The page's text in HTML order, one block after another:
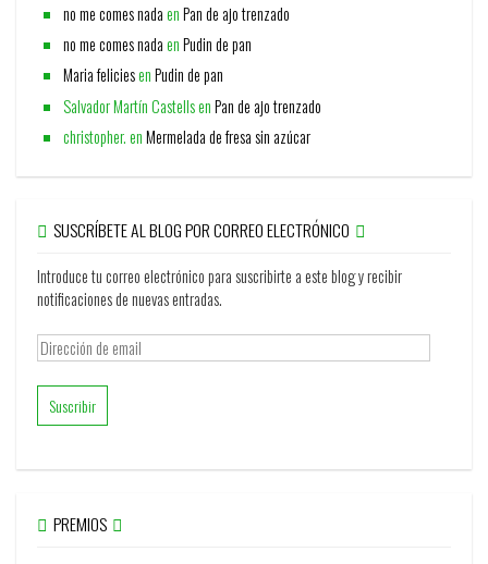
no me comes nadaenPan de ajo trenzado
no me comes nadaenPudin de pan
Maria feliciesenPudin de pan
Salvador Martín CastellsenPan de ajo trenzado
christopher.enMermelada de fresa sin azúcar
SUSCRÍBETE AL BLOG POR CORREO ELECTRÓNICO
Introduce tu correo electrónico para suscribirte a este blog y recibir
notificaciones de nuevas entradas.
Dirección
de
email
PREMIOS